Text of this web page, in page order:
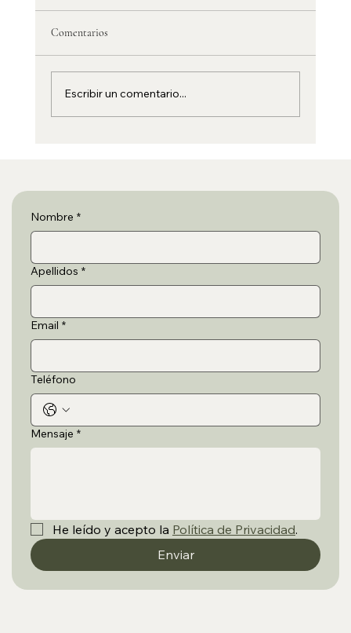
Comentarios
Escribir un comentario...
Nombre *
Apellidos *
Email *
Teléfono
Mensaje *
He leído y acepto la Política de Privacidad.
Enviar